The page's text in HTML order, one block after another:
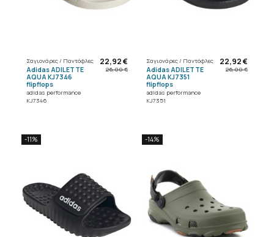
Σαγιονάρες / Παντόφλες
Adidas ADILETTE
AQUA KJ7346
flipflops
adidas performance
KJ7346
22,92 €
26,00 €
Σαγιονάρες / Παντόφλες
Adidas ADILETTE
AQUA KJ7351
flipflops
adidas performance
KJ7351
22,92 €
26,00 €
-11% -14%